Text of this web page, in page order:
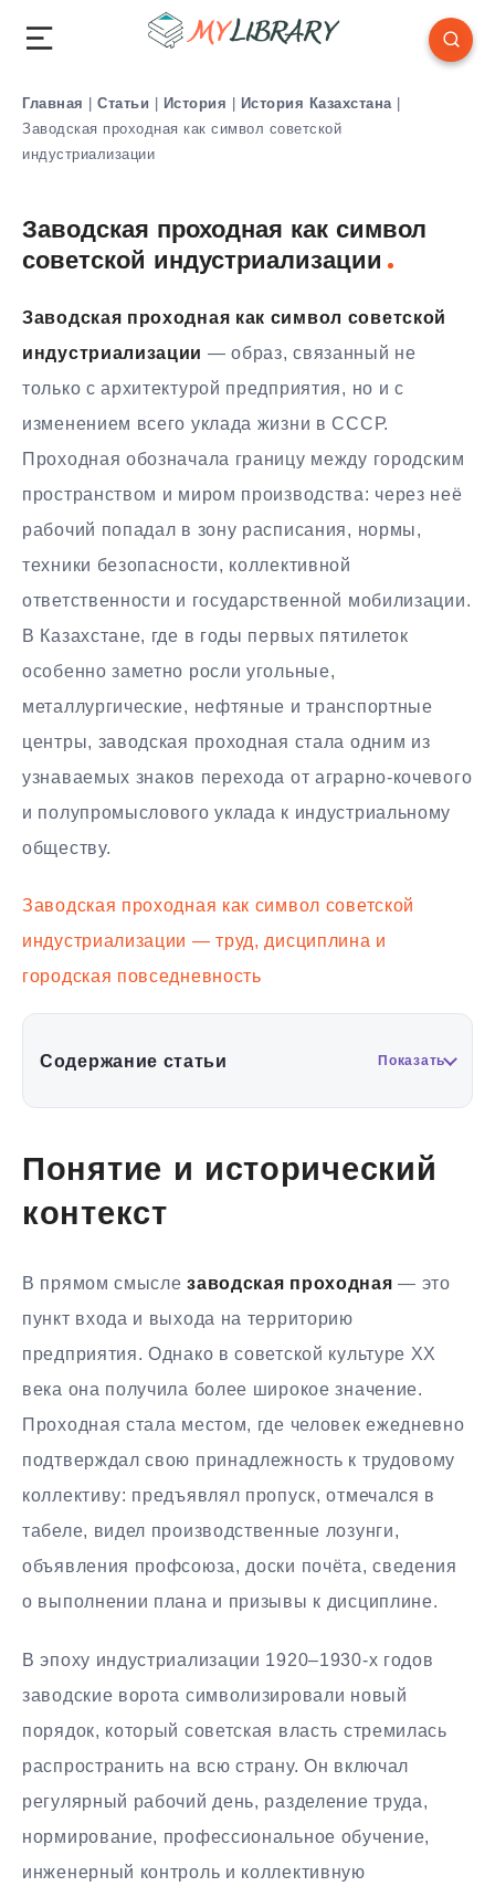
Главная | Статьи | История | История Казахстана |
Заводская проходная как символ советской
индустриализации
Заводская проходная как символ
советской индустриализации
Заводская проходная как символ советской
индустриализации — образ, связанный не
только с архитектурой предприятия, но и с
изменением всего уклада жизни в СССР.
Проходная обозначала границу между городским
пространством и миром производства: через неё
рабочий попадал в зону расписания, нормы,
техники безопасности, коллективной
ответственности и государственной мобилизации.
В Казахстане, где в годы первых пятилеток
особенно заметно росли угольные,
металлургические, нефтяные и транспортные
центры, заводская проходная стала одним из
узнаваемых знаков перехода от аграрно-кочевого
и полупромыслового уклада к индустриальному
обществу.
Заводская проходная как символ советской
индустриализации — труд, дисциплина и
городская повседневность
Содержание статьи Показать
Понятие и исторический
контекст
В прямом смыслезаводская проходная — это
пункт входа и выхода на территорию
предприятия. Однако в советской культуре XX
века она получила более широкое значение.
Проходная стала местом, где человек ежедневно
подтверждал свою принадлежность к трудовому
коллективу: предъявлял пропуск, отмечался в
табеле, видел производственные лозунги,
объявления профсоюза, доски почёта, сведения
о выполнении плана и призывы к дисциплине.
В эпоху индустриализации 1920–1930-х годов
заводские ворота символизировали новый
порядок, который советская власть стремилась
распространить на всю страну. Он включал
регулярный рабочий день, разделение труда,
нормирование, профессиональное обучение,
инженерный контроль и коллективную